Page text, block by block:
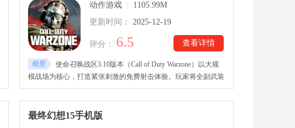
动作游戏
1105.99M
更新时间：
2025-12-19
查看详情
评分： 6.5
概要
使命召唤战区3.10版本（Call of Duty Warzone）以大规
模战场为核心，打造紧张刺激的免费射击体验。玩家将全副武装
空降战区，在独立设计的广阔地图中搜集装备、争夺资源，与最
多上百名对手同场较量。战斗强调团队协作与战术选择，可与好
友并肩作战，利用地形与火力优势不断推进战局。使命召唤战区
最终幻想15手机版